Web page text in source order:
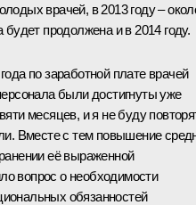
врачей, в 2013 году –
продолжена и в 2014 году.
по заработной плате врачей
были достигнуты уже
месяцев, и я не буду
Вместе с тем повышение
её выраженной
вопрос о необходимости
обязанностей